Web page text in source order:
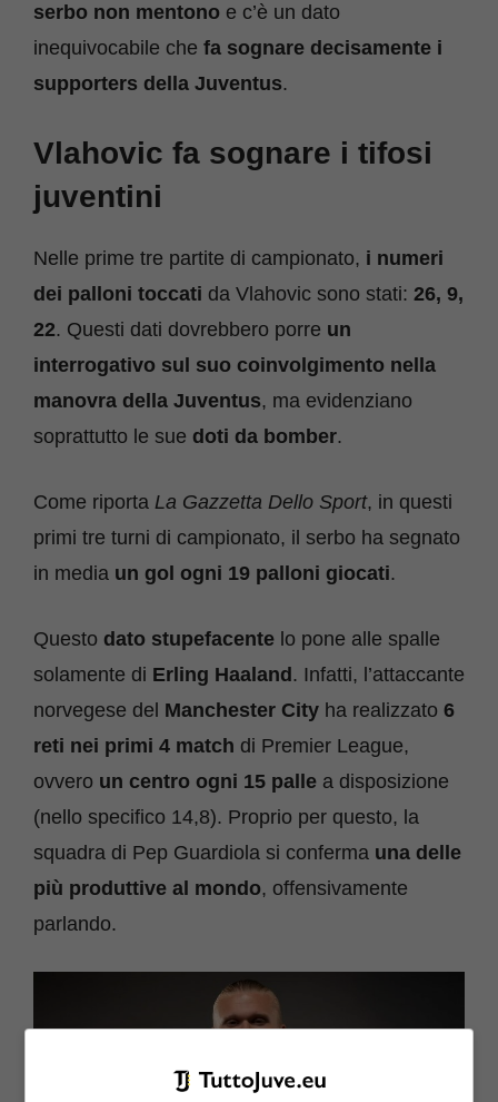
serbo non mentono e c’è un dato
inequivocabile che fa sognare decisamente i
supporters della Juventus.
Vlahovic fa sognare i tifosi
juventini
Nelle prime tre partite di campionato, i numeri
dei palloni toccati da Vlahovic sono stati: 26, 9,
22. Questi dati dovrebbero porre un
interrogativo sul suo coinvolgimento nella
manovra della Juventus, ma evidenziano
soprattutto le sue doti da bomber.
Come riporta La Gazzetta Dello Sport, in questi
primi tre turni di campionato, il serbo ha segnato
in media un gol ogni 19 palloni giocati.
Questo dato stupefacente lo pone alle spalle
solamente di Erling Haaland . Infatti, l’attaccante
norvegese del Manchester City ha realizzato 6
reti nei primi 4 match di Premier League,
ovvero un centro ogni 15 palle a disposizione
(nello specifico 14,8). Proprio per questo, la
squadra di Pep Guardiola si conferma una delle
più produttive al mondo, offensivamente
parlando.